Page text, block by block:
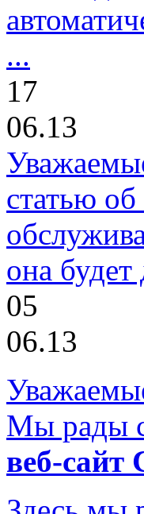
...
17
06.13
статью
она будет
05
06.13
Мы рады
веб-